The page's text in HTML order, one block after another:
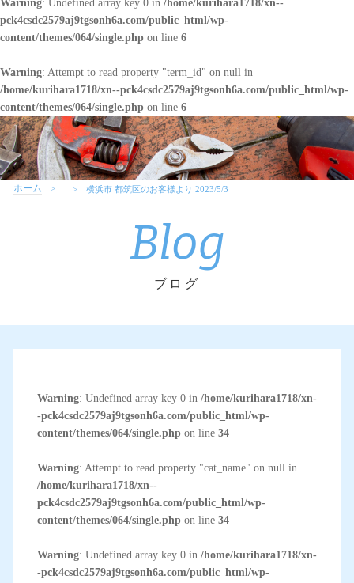
Warning: Undefined array key 0 in /home/kurihara1718/xn--
pck4csdc2579aj9tgsonh6a.com/public_html/wp-
content/themes/064/single.php on line 6
Warning: Attempt to read property "term_id" on null in
/home/kurihara1718/xn--pck4csdc2579aj9tgsonh6a.com/public_html/wp-
content/themes/064/single.php on line 6
ホーム 横浜市 都筑区のお客様より 2023/5/3
Blog
ブログ
Warning: Undefined array key 0 in /home/kurihara1718/xn-
-pck4csdc2579aj9tgsonh6a.com/public_html/wp-
content/themes/064/single.phpon line 34
Warning: Attempt to read property "cat_name" on null in
/home/kurihara1718/xn--
pck4csdc2579aj9tgsonh6a.com/public_html/wp-
content/themes/064/single.phpon line 34
Warning: Undefined array key 0 in /home/kurihara1718/xn-
-pck4csdc2579aj9tgsonh6a.com/public_html/wp-